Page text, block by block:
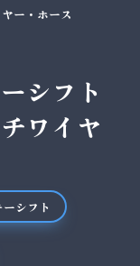
ー・ホース
シフト
ワイヤ
シフト